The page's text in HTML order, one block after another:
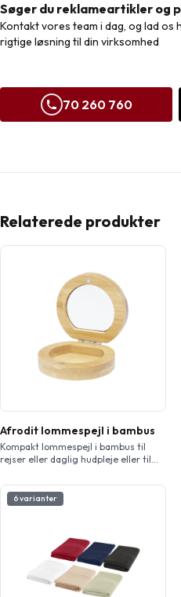
Søger du reklameartikler og
Kontakt vores team i dag, og lad os
rigtige løsning til din virksomhed
70 260 760
Relaterede produkter
Afrodit lommespejl i bambus
Kompakt lommespejl i bambus til
rejser eller daglig hudpleje eller til
af spejlet er der et lille rum til småt
tilbehør. Den anvendte bambus er
indkøbt og produceret i
bæredygtige standarder.
6 varianter